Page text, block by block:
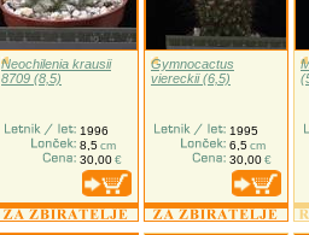
Neochilenia krausii
8709 (8,5)
1996
8,5cm
30,00€
Gymnocactus
viereckii (6,5)
1995
6,5cm
30,00€